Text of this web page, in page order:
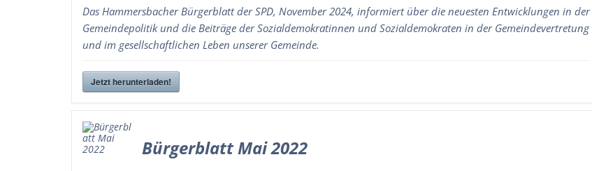
Das Hammersbacher Bürgerblatt der SPD, November 2024, informiert über die neuesten Entwicklungen in der
Gemeindepolitik und die Beiträge der Sozialdemokratinnen und Sozialdemokraten in der Gemeindevertretung
und im gesellschaftlichen Leben unserer Gemeinde.
Jetzt herunterladen!
Bürgerblatt Mai 2022